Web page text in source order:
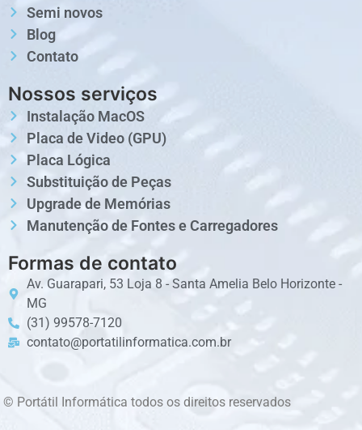
Semi novos
Blog
Contato
Nossos serviços
Instalação MacOS
Placa de Video (GPU)
Placa Lógica
Substituição de Peças
Upgrade de Memórias
Manutenção de Fontes e Carregadores
Formas de contato
Av. Guarapari, 53 Loja 8 - Santa Amelia Belo Horizonte -
MG
(31) 99578-7120
contato@portatilinformatica.com.br
© Portátil Informática todos os direitos reservados